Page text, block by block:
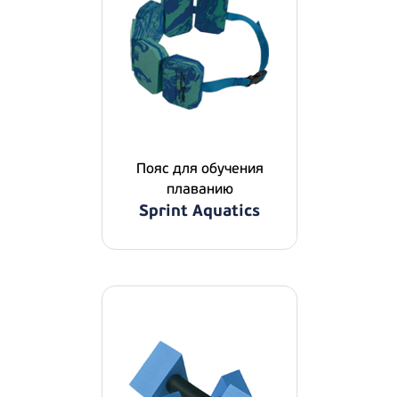
Пояс для обучения
плаванию
Sprint Aquatics